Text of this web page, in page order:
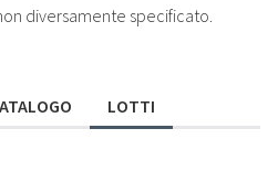
diversamente specificato.
LOTTI